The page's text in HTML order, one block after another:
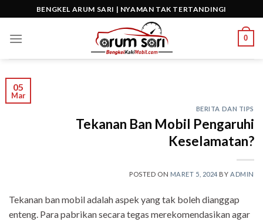
to
content
BENGKEL ARUM SARI | NYAMAN TAK TERTANDINGI
0
05
Mar
BERITA DAN TIPS
Tekanan Ban Mobil Pengaruhi
Keselamatan?
POSTED ON MARET 5, 2024 BY ADMIN
Tekanan ban mobil adalah aspek yang tak boleh dianggap
enteng. Para pabrikan secara tegas merekomendasikan agar